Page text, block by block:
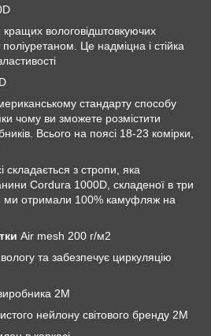
вологовідштовкуючих
Це надміцна і стійка
стандарту способу
чому ви зможете розмістити
Всього на поясі 18-23 комірки,
з стропи, яка
Cordura 1000D, складеної в три
ми отримали 100% камуфляж на
Air mesh 200 г/м2
та забезпечує циркуляцію
виробника 2М
нейлону світового бренду 2М